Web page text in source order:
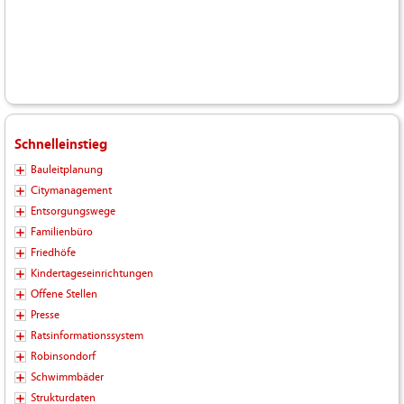
Schnelleinstieg
Bauleitplanung
Citymanagement
Entsorgungswege
Familienbüro
Friedhöfe
Kindertageseinrichtungen
Offene Stellen
Presse
Ratsinformationssystem
Robinsondorf
Schwimmbäder
Strukturdaten